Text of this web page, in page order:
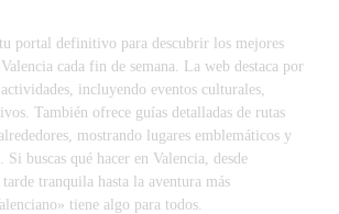
portal definitivo para descubrir los mejores
cada fin de semana. La web destaca por
incluyendo eventos culturales,
También ofrece guías detalladas de rutas
mostrando lugares emblemáticos y
Si buscas qué hacer en Valencia, desde
tarde tranquila hasta la aventura más
tiene algo para todos.